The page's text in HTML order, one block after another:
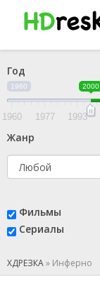
Год
1960 2000
1960 1977 1993
Жанр
Фильмы
Сериалы
ХДРЕЗКА» Инферно